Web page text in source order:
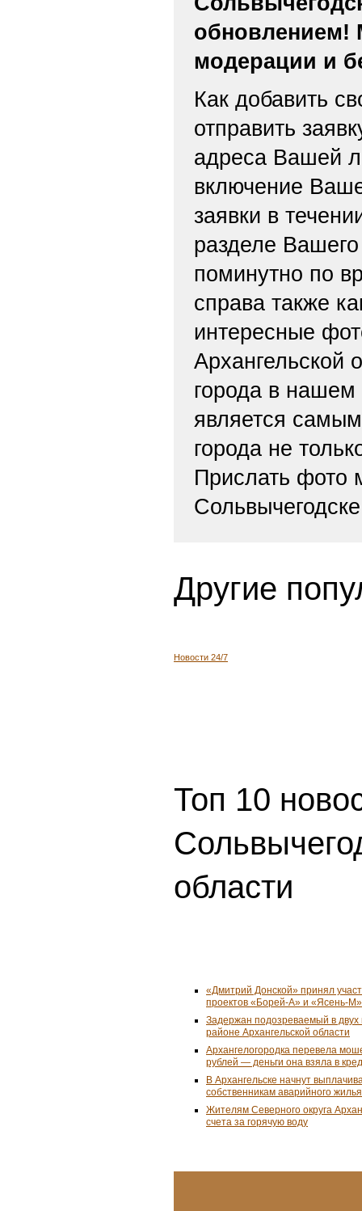
обновлением!
модерации и
Как добавить
отправить
адреса Вашей
включение
заявки в
разделе
поминутно по
справа также
интересные
Архангельской
города в нашем
является
города не
Прислать фото
Другие
Новости 24/7
Топ 10
области
«Дмитрий Донской» принял
проектов «Борей-А» и «Ясень-М»
Задержан подозреваемый в
районе Архангельской области
Архангелогородка перевела
рублей — деньги она взяла в
В Архангельске начнут
собственникам аварийного жилья
Жителям Северного округа
счета за горячую воду